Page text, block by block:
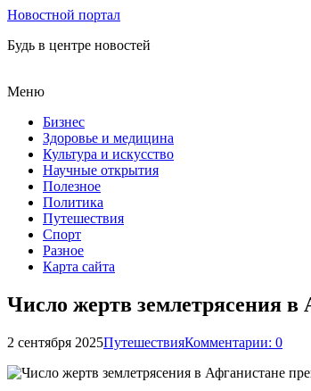
Новостной портал
Будь в центре новостей
Меню
Бизнес
Здоровье и медицина
Культура и искусство
Научные открытия
Полезное
Политика
Путешествия
Спорт
Разное
Карта сайта
Число жертв землетрясения в
2 сентября 2025ПутешествияКомментарии: 0